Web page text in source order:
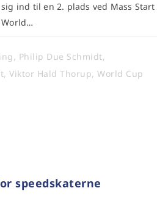
ind til en 2. plads ved Mass Start
, Philip Due Schmidt,
, Viktor Hald Thorup, World Cup
speedskaterne